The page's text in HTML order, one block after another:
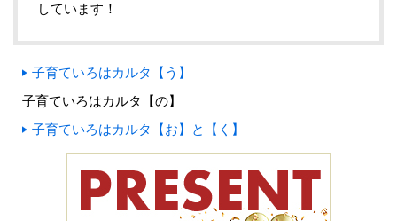
しています！
子育ていろはカルタ【う】
子育ていろはカルタ【の】
子育ていろはカルタ【お】と【く】